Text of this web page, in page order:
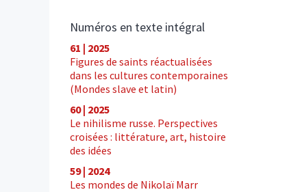
Numéros en texte intégral
61 | 2025
Figures de saints réactualisées
dans les cultures contemporaines
(Mondes slave et latin)
60 | 2025
Le nihilisme russe. Perspectives
croisées : littérature, art, histoire
des idées
59 | 2024
Les mondes de Nikolaï Marr